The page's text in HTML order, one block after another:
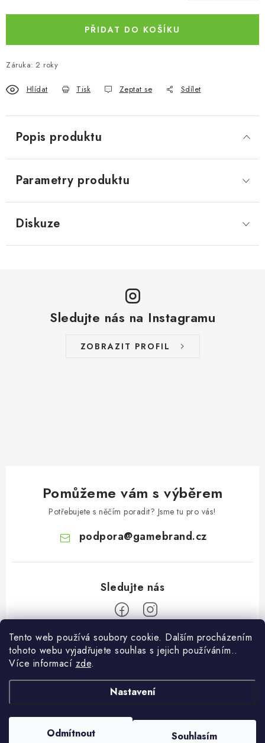
Tento web používá soubory cookie. Dalším procházením
tohoto webu vyjadřujete souhlas s jejich používáním..
Více informací zde.
Nastavení
Odmítnout Souhlasím
PŘIDAT DO KOŠÍKU
Záruka: 2 roky
Tisk Zeptat se
Hlídat Sdílet
Popis produktu
Parametry produktu
Diskuze
Sledujte nás na Instagramu
ZOBRAZIT PROFIL
Pomůžeme vám s výběrem
Potřebujete s něčím poradit? Jsme tu pro vás!
podpora@gamebrand.cz
Pomoc a informace
Doprava a platba
O Gamebrandu
Copyright 2026Gamebrand.cz . Všechna práva vyhrazena.